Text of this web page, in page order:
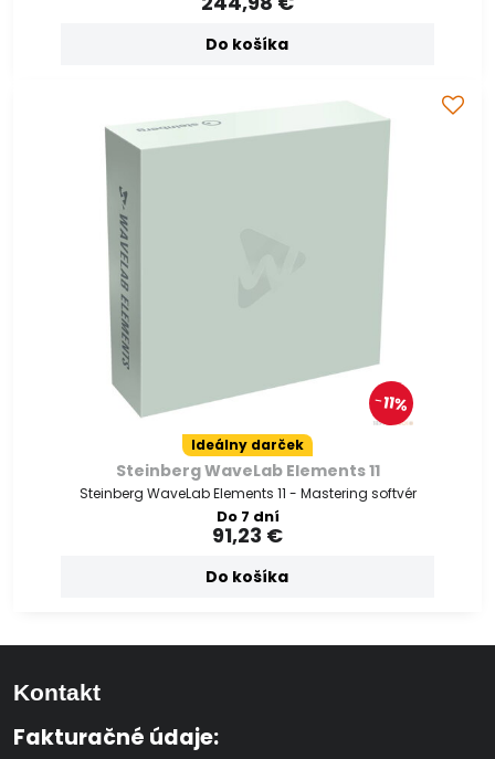
Do košíka
11%
Ideálny darček
Steinberg WaveLab Elements 11
Steinberg WaveLab Elements 11 - Mastering softvér
Do 7 dní
91,23 €
Do košíka
Kontakt
Fakturačné údaje: